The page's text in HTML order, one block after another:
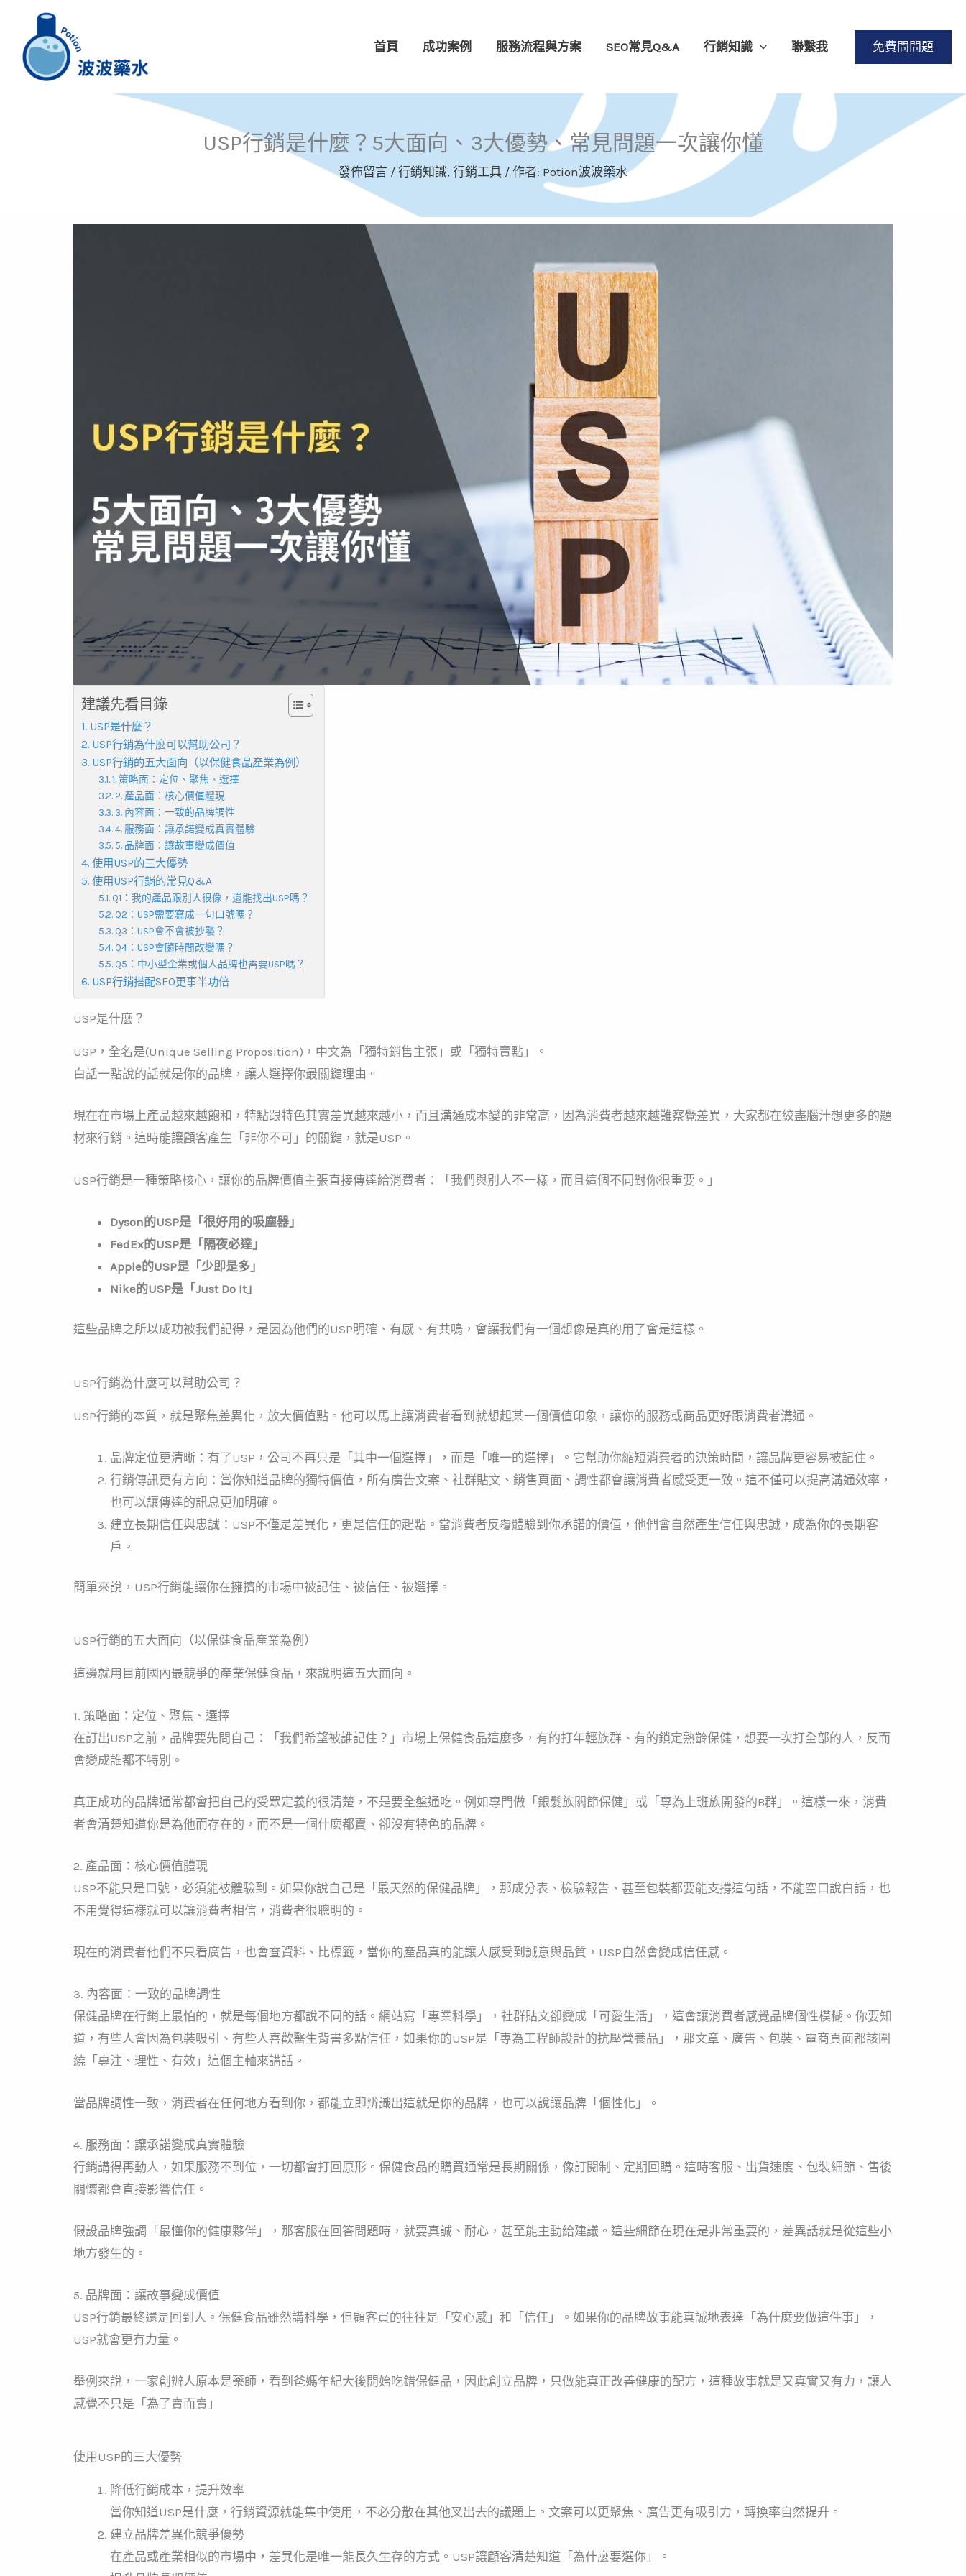
首頁 成功案例 服務流程與方案 SEO常見Q&A 行銷知識 聯繫我 免費問問題
USP行銷是什麼？5大面向、3大優勢、常見問題一次讓你懂
發佈留言 / 行銷知識, 行銷工具 / 作者: Potion波波藥水
建議先看目錄
USP是什麼？
USP行銷為什麼可以幫助公司？
USP行銷的五大面向（以保健食品產業為例）
1. 策略面：定位、聚焦、選擇
2. 產品面：核心價值體現
3. 內容面：一致的品牌調性
4. 服務面：讓承諾變成真實體驗
5. 品牌面：讓故事變成價值
使用USP的三大優勢
使用USP行銷的常見Q&A
Q1：我的產品跟別人很像，還能找出USP嗎？
Q2：USP需要寫成一句口號嗎？
Q3：USP會不會被抄襲？
Q4：USP會隨時間改變嗎？
Q5：中小型企業或個人品牌也需要USP嗎？
USP行銷搭配SEO更事半功倍
USP是什麼？
USP，全名是(Unique Selling Proposition)，中文為「獨特銷售主張」或「獨特賣點」。
白話一點說的話就是你的品牌，讓人選擇你最關鍵理由。
現在在市場上產品越來越飽和，特點跟特色其實差異越來越小，而且溝通成本變的非常高，因為消費者越來越難察覺差異，大家都在絞盡腦汁想更多的題
材來行銷。這時能讓顧客產生「非你不可」的關鍵，就是USP。
USP行銷是一種策略核心，讓你的品牌價值主張直接傳達給消費者：「我們與別人不一樣，而且這個不同對你很重要。」
Dyson的USP是「很好用的吸塵器」
FedEx的USP是「隔夜必達」
Apple的USP是「少即是多」
Nike的USP是「Just Do It」
這些品牌之所以成功被我們記得，是因為他們的USP明確、有感、有共鳴，會讓我們有一個想像是真的用了會是這樣。
USP行銷為什麼可以幫助公司？
USP行銷的本質，就是聚焦差異化，放大價值點。他可以馬上讓消費者看到就想起某一個價值印象，讓你的服務或商品更好跟消費者溝通。
品牌定位更清晰： 有了USP，公司不再只是「其中一個選擇」，而是「唯一的選擇」。它幫助你縮短消費者的決策時間，讓品牌更容易被記住。
行銷傳訊更有方向： 當你知道品牌的獨特價值，所有廣告文案、社群貼文、銷售頁面、調性都會讓消費者感受更一致。這不僅可以提高溝通效率，
也可以讓傳達的訊息更加明確。
建立長期信任與忠誠：USP不僅是差異化，更是信任的起點。當消費者反覆體驗到你承諾的價值，他們會自然產生信任與忠誠，成為你的長期客
戶。
簡單來說，USP行銷能讓你在擁擠的市場中被記住、被信任、被選擇。
USP行銷的五大面向（以保健食品產業為例）
這邊就用目前國內最競爭的產業保健食品，來說明這五大面向。
1. 策略面：定位、聚焦、選擇
在訂出USP之前，品牌要先問自己：「我們希望被誰記住？」市場上保健食品這麼多，有的打年輕族群、有的鎖定熟齡保健，想要一次打全部的人，反而
會變成誰都不特別。
真正成功的品牌通常都會把自己的受眾定義的很清楚，不是要全盤通吃。例如專門做「銀髮族關節保健」或「專為上班族開發的B群」。 這樣一來，消費
者會清楚知道你是為他而存在的，而不是一個什麼都賣、卻沒有特色的品牌。
2. 產品面：核心價值體現
USP不能只是口號，必須能被體驗到。如果你說自己是「最天然的保健品牌」，那成分表、檢驗報告、甚至包裝都要能支撐這句話，不能空口說白話，也
不用覺得這樣就可以讓消費者相信，消費者很聰明的。
現在的消費者他們不只看廣告，也會查資料、比標籤，當你的產品真的能讓人感受到誠意與品質，USP自然會變成信任感。
3. 內容面：一致的品牌調性
保健品牌在行銷上最怕的，就是每個地方都說不同的話。網站寫「專業科學」，社群貼文卻變成「可愛生活」，這會讓消費者感覺品牌個性模糊。你要知
道，有些人會因為包裝吸引、有些人喜歡醫生背書多點信任，如果你的USP是「專為工程師設計的抗壓營養品」，那文章、廣告、包裝、電商頁面都該圍
繞「專注、理性、有效」這個主軸來講話。
當品牌調性一致，消費者在任何地方看到你，都能立即辨識出這就是你的品牌，也可以說讓品牌「個性化」。
4. 服務面：讓承諾變成真實體驗
行銷講得再動人，如果服務不到位，一切都會打回原形。保健食品的購買通常是長期關係，像訂閱制、定期回購。這時客服、出貨速度、包裝細節、售後
關懷都會直接影響信任。
假設品牌強調「最懂你的健康夥伴」，那客服在回答問題時，就要真誠、耐心，甚至能主動給建議。這些細節在現在是非常重要的，差異話就是從這些小
地方發生的。
5. 品牌面：讓故事變成價值
USP行銷最終還是回到人。保健食品雖然講科學，但顧客買的往往是「安心感」和「信任」。如果你的品牌故事能真誠地表達「為什麼要做這件事」，
USP就會更有力量。
舉例來說，一家創辦人原本是藥師，看到爸媽年紀大後開始吃錯保健品，因此創立品牌，只做能真正改善健康的配方，這種故事就是又真實又有力，讓人
感覺不只是「為了賣而賣」
使用USP的三大優勢
降低行銷成本，提升效率
當你知道USP是什麼，行銷資源就能集中使用，不必分散在其他叉出去的議題上。文案可以更聚焦、廣告更有吸引力，轉換率自然提升。
建立品牌差異化競爭優勢
在產品或產業相似的市場中，差異化是唯一能長久生存的方式。USP讓顧客清楚知道「為什麼要選你」。